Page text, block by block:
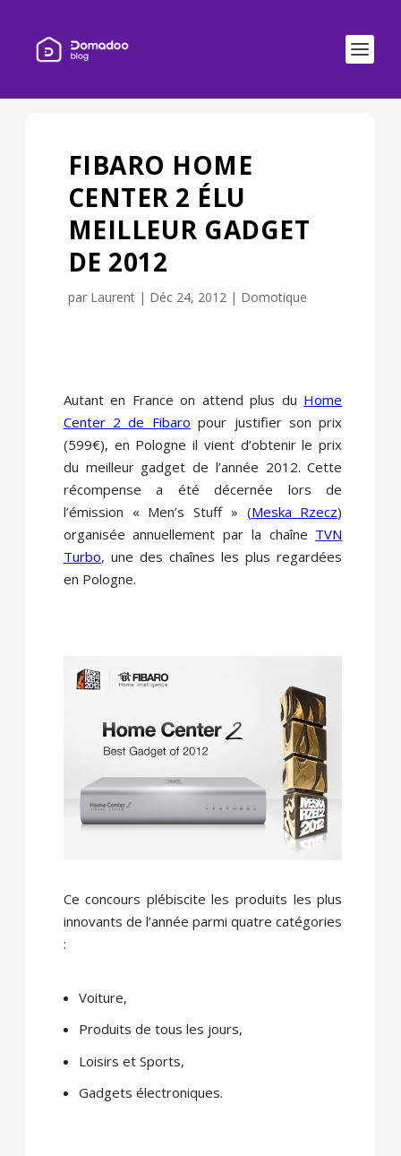
FIBARO HOME
CENTER 2 ÉLU
MEILLEUR GADGET
DE 2012
par Laurent| Déc 24, 2012| Domotique
Autant en France on attend plus du Home
Center 2 de Fibaro pour justifier son prix
(599€), en Pologne il vient d’obtenir le prix
du meilleur gadget de l’année 2012. Cette
récompense a été décernée lors de
l’émission « Men’s Stuff » (Meska Rzecz)
organisée annuellement par la chaîne TVN
Turbo, une des chaînes les plus regardées
en Pologne.
Ce concours plébiscite les produits les plus
innovants de l’année parmi quatre catégories
:
Voiture,
Produits de tous les jours,
Loisirs et Sports,
Gadgets électroniques.